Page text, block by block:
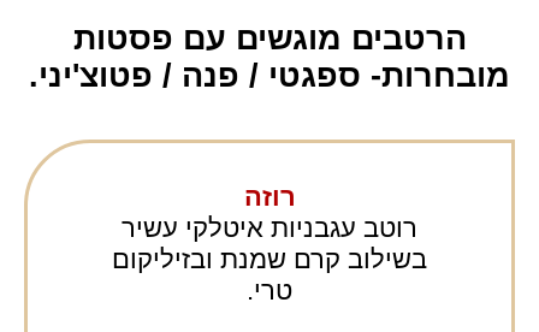
הרטבים מוגשים עם פסטות
מובחרות- ספגטי / פנה / פטוצ'יני.
רוזה
רוטב עגבניות איטלקי עשיר
בשילוב קרם שמנת ובזיליקום
טרי.